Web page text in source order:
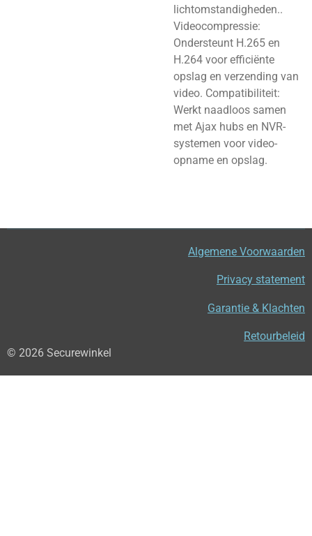
lichtomstandigheden..
Videocompressie:
Ondersteunt H.265 en
H.264 voor efficiënte
opslag en verzending van
video. Compatibiliteit:
Werkt naadloos samen
met Ajax hubs en NVR-
systemen voor video-
opname en opslag.
Algemene Voorwaarden
Privacy statement
Garantie & Klachten
Retourbeleid
© 2026 Securewinkel